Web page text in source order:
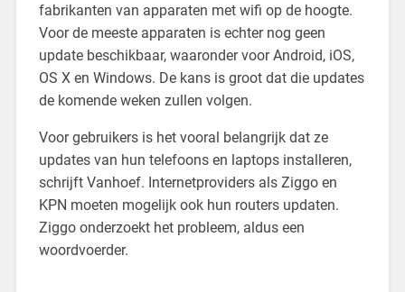
fabrikanten van apparaten met wifi op de hoogte.
Voor de meeste apparaten is echter nog geen
update beschikbaar, waaronder voor Android, iOS,
OS X en Windows. De kans is groot dat die updates
de komende weken zullen volgen.
Voor gebruikers is het vooral belangrijk dat ze
updates van hun telefoons en laptops installeren,
schrijft Vanhoef. Internetproviders als Ziggo en
KPN moeten mogelijk ook hun routers updaten.
Ziggo onderzoekt het probleem, aldus een
woordvoerder.